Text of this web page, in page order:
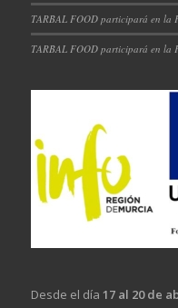
TARBAL FOOD participará en la
TARBAL FOOD participará en la
Desde el día 17 al 20 de